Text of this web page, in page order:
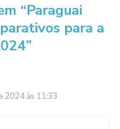
“Paraguai
para a
2024 às 11:33